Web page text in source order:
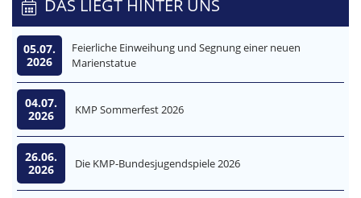
DAS LIEGT HINTER UNS
05.07.
2026
Feierliche Einweihung und Segnung einer neuen
Marienstatue
04.07.
2026
KMP Sommerfest 2026
26.06.
2026
Die KMP-Bundesjugendspiele 2026